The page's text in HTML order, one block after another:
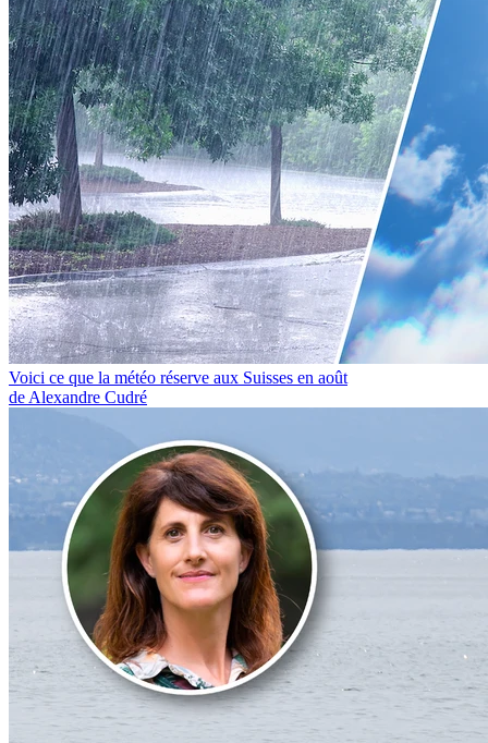
Voici ce que la météo réserve aux Suisses en août
de Alexandre Cudré